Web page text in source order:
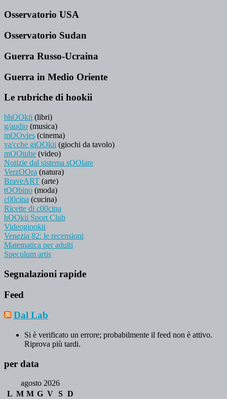
Osservatorio USA
Osservatorio Sudan
Guerra Russo-Ucraina
Guerra in Medio Oriente
Le rubriche di hookii
bhOOkii (libri)
g/audio (musica)
mOOvies (cinema)
va'cche giOOkii (giochi da tavolo)
mOOtube (video)
Notizie dal sistema sOOlare
VerzOOra (natura)
BraveART (arte)
tOObino (moda)
c00cina (cucina)
Ricette di c00cina
hOOkii Sport Club
Videogiookii
Venezia 82: le recensioni
Matematica per adulti
Speculum artis
Segnalazioni rapide
Feed
Dal Lab
Si è verificato un errore; probabilmente il feed non è attivo.
Riprova più tardi.
per data
agosto 2026
L M M G V S D